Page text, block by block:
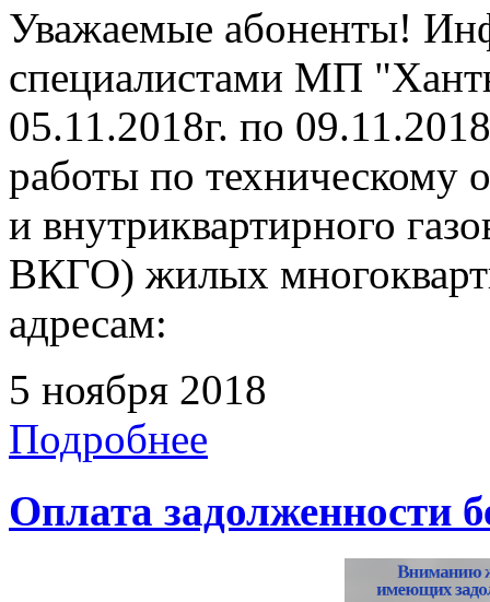
Уважаемые абоненты!
специалистами МП
05.11.2018г. по
работы по техническому
и внутриквартирного
ВКГО) жилых
адресам:
5 ноября 2018
Подробнее
Оплата задолженности